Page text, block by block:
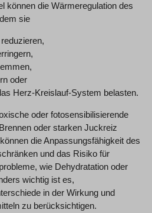
können die Wärmeregulation des
sie
oder
Herz-Kreislauf-System belasten.
oder fotosensibilisierende
oder starken Juckreiz
die Anpassungsfähigkeit des
und das Risiko für
wie Dehydratation oder
wichtig ist es,
in der Wirkung und
zu berücksichtigen.